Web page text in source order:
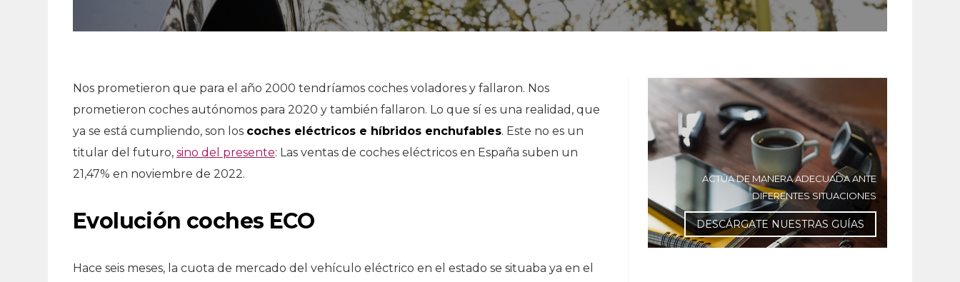
Nos prometieron que para el año 2000 tendríamos coches voladores y fallaron. Nos
prometieron coches autónomos para 2020 y también fallaron. Lo que sí es una realidad, que
ya se está cumpliendo, son los coches eléctricos e híbridos enchufables. Este no es un
titular del futuro, sino del presente: Las ventas de coches eléctricos en España suben un
21,47% en noviembre de 2022.
Evolución coches ECO
Hace seis meses, la cuota de mercado del vehículo eléctrico en el estado se situaba ya en el
ACTÚA DE MANERA ADECUADA ANTE
DIFERENTES SITUACIONES
DESCÁRGATE NUESTRAS GUÍAS